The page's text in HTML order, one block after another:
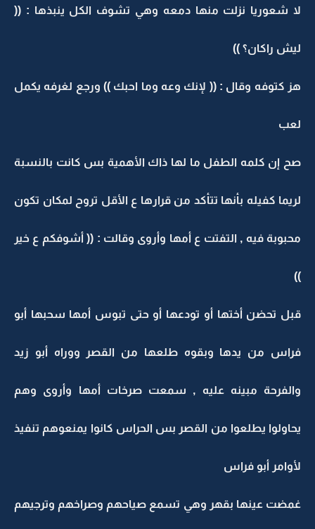
لا شعوريا نزلت منها دمعه وهي تشوف الكل ينبذها : ((
ليش راكان؟ ))
هز كتوفه وقال : (( لإنك وعه وما احبك )) ورجع لغرفه يكمل
لعب
صح إن كلمه الطفل ما لها ذاك الأهمية بس كانت بالنسبة
لريما كفيله بأنها تتأكد من قرارها ع الأقل تروح لمكان تكون
محبوبة فيه , التفتت ع أمها وأروى وقالت : (( أشوفكم ع خير
))
قبل تحضن أختها أو تودعها أو حتى تبوس أمها سحبها أبو
فراس من يدها وبقوه طلعها من القصر ووراه أبو زيد
والفرحة مبينه عليه , سمعت صرخات أمها وأروى وهم
يحاولوا يطلعوا من القصر بس الحراس كانوا يمنعوهم تنفيذ
لأوامر أبو فراس
غمضت عينها بقهر وهي تسمع صياحهم وصراخهم وترجيهم